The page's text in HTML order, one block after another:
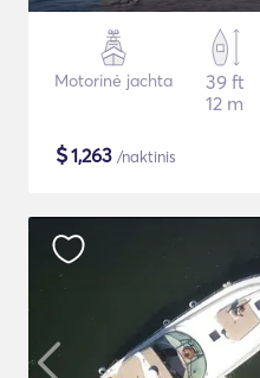
Motorinė jachta
39 ft
12 m
$1,263 /naktinis